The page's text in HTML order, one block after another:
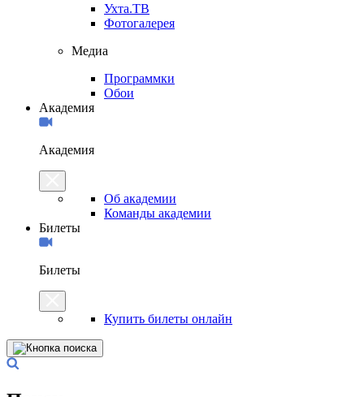
Ухта.ТВ
Фотогалерея
Медиа
Программки
Обои
Академия
Академия
Об академии
Команды академии
Билеты
Билеты
Купить билеты онлайн